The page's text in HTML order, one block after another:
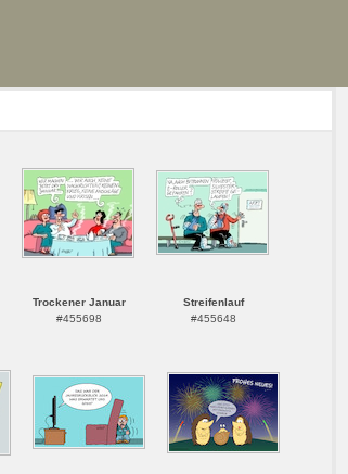
Trockener Januar
#455698
Streifenlauf
#455648